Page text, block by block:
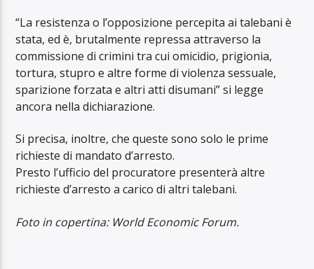
“La resistenza o l’opposizione percepita ai talebani è
stata, ed è, brutalmente repressa attraverso la
commissione di crimini tra cui omicidio, prigionia,
tortura, stupro e altre forme di violenza sessuale,
sparizione forzata e altri atti disumani” si legge
ancora nella dichiarazione.
Si precisa, inoltre, che queste sono solo le prime
richieste di mandato d’arresto.
Presto l’ufficio del procuratore presenterà altre
richieste d’arresto a carico di altri talebani.
Foto in copertina: World Economic Forum.